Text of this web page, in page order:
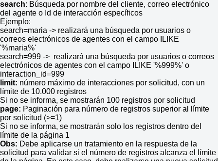
search: Búsqueda por nombre del cliente, correo electrónico
del agente o Id de interacción específicos
Ejemplo:
search=maria -> realizará una búsqueda por usuarios o
correos electrónicos de agentes con el campo ILIKE
'%maria%'
search=999 -> realizará una búsqueda por usuarios o correos
electrónicos de agentes con el campo ILIKE '%999%' o
interaction_id=999
limit: número máximo de interacciones por solicitud, con un
límite de 10.000 registros
Si no se informa, se mostrarán 100 registros por solicitud
page: Paginación para número de registros superior al límite
por solicitud (>=1)
Si no se informa, se mostrarán solo los registros dentro del
límite de la página 1
Obs: Debe aplicarse un tratamiento en la respuesta de la
solicitud para validar si el número de registros alcanza el límite